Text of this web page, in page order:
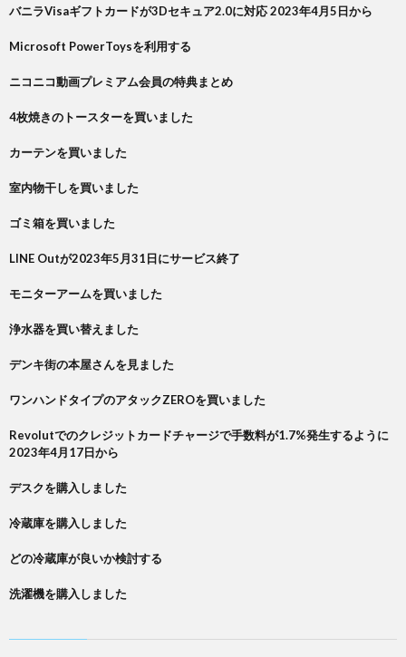
バニラVisaギフトカードが3Dセキュア2.0に対応 2023年4月5日から
Microsoft PowerToysを利用する
ニコニコ動画プレミアム会員の特典まとめ
4枚焼きのトースターを買いました
カーテンを買いました
室内物干しを買いました
ゴミ箱を買いました
LINE Outが2023年5月31日にサービス終了
モニターアームを買いました
浄水器を買い替えました
デンキ街の本屋さんを見ました
ワンハンドタイプのアタックZEROを買いました
Revolutでのクレジットカードチャージで手数料が1.7%発生するように
2023年4月17日から
デスクを購入しました
冷蔵庫を購入しました
どの冷蔵庫が良いか検討する
洗濯機を購入しました